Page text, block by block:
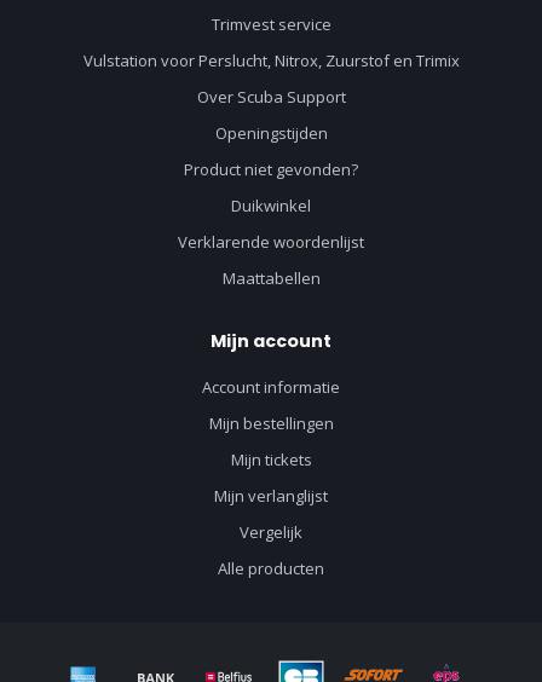
Trimvest service
Vulstation voor Perslucht, Nitrox, Zuurstof en Trimix
Over Scuba Support
Openingstijden
Product niet gevonden?
Duikwinkel
Verklarende woordenlijst
Maattabellen
Mijn account
Account informatie
Mijn bestellingen
Mijn tickets
Mijn verlanglijst
Vergelijk
Alle producten